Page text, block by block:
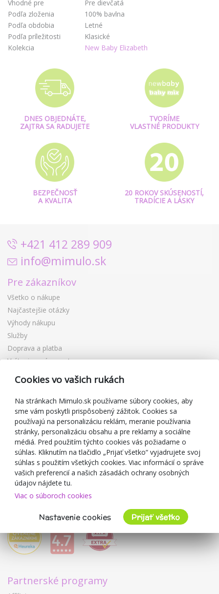
Vhodné pre
Pre dievčatá
Podľa zloženia
100% bavlna
Podľa obdobia
Letné
Podľa príležitosti
Klasické
Kolekcia
New Baby Elizabeth
DNES OBJEDNÁTE,
ZAJTRA SA RADUJETE
TVORÍME
VLASTNÉ PRODUKTY
BEZPEČNOSŤ
A KVALITA
20 ROKOV SKÚSENOSTÍ,
TRADÍCIE A LÁSKY
+421 412 289 909
info@mimulo.sk
Pre zákazníkov
Všetko o nákupe
Najčastejšie otázky
Výhody nákupu
Služby
Doprava a platba
Vrátenie a výmena tovaru
Reklamácia
Darčekové poukážky
Zľavové kupóny
Blog
O predajcovi
Mimulo.sk
Obchodné podmienky
Ochrana osobných údajov GDPR
Kontakty
Spolupracujeme
Partnerské programy
Cookies vo vašich rukách
Na stránkach Mimulo.sk používame súbory cookies, aby
sme vám poskytli prispôsobený zážitok. Cookies sa
používajú na personalizáciu reklám, meranie používania
stránky, personalizáciu obsahu a pre reklamy a sociálne
médiá. Pred použitím týchto cookies vás požiadame o
súhlas. Kliknutím na tlačidlo „Prijať všetko“ vyjadrujete svoj
súhlas s použitím všetkých cookies. Viac informácií o správe
vašich preferencií a našich zásadách ochrany osobných
údajov nájdete tu.
Viac o súboroch cookies
Nastavenie cookies Prijať všetko